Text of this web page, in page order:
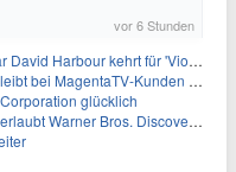
vor 6 Stunden
'Violent Night 2' zurück – Kristen Bell stößt zur Besetzung
bei MagentaTV-Kunden vage
glücklich
Warner Bros. Discovery-Übernahme